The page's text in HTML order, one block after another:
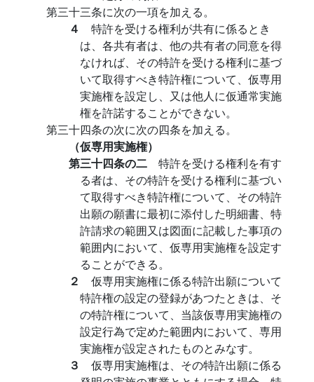
第三十三条に次の一項を加える。
４ 特許を受ける権利が共有に係るとき
は、各共有者は、他の共有者の同意を得
なければ、その特許を受ける権利に基づ
いて取得すべき特許権について、仮専用
実施権を設定し、又は他人に仮通常実施
権を許諾することができない。
第三十四条の次に次の四条を加える。
（仮専用実施権）
第三十四条の二 特許を受ける権利を有す
る者は、その特許を受ける権利に基づい
て取得すべき特許権について、その特許
出願の願書に最初に添付した明細書、特
許請求の範囲又は図面に記載した事項の
範囲内において、仮専用実施権を設定す
ることができる。
２ 仮専用実施権に係る特許出願について
特許権の設定の登録があつたときは、そ
の特許権について、当該仮専用実施権の
設定行為で定めた範囲内において、専用
実施権が設定されたものとみなす。
３ 仮専用実施権は、その特許出願に係る